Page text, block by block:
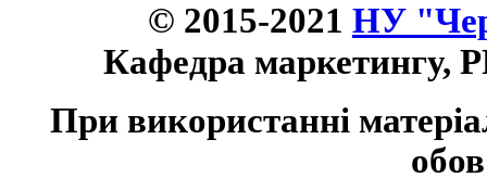
© 2015-2021 НУ
Кафедра маркетингу,
При використанні